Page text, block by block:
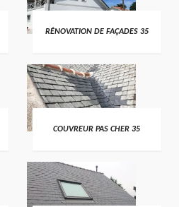
RÉNOVATION DE FAÇADES 35
COUVREUR PAS CHER 35